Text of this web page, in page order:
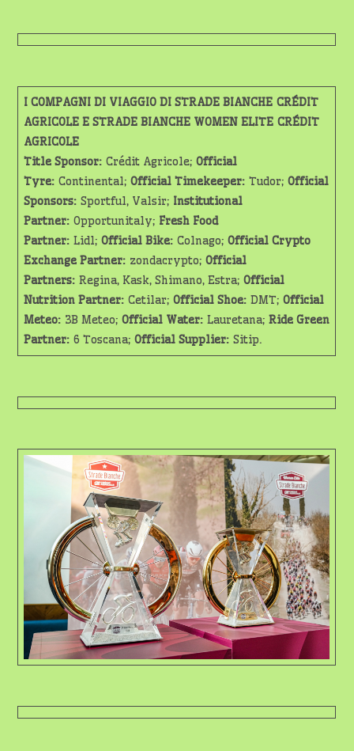
I COMPAGNI DI VIAGGIO DI STRADE BIANCHE CRÉDIT
AGRICOLE E STRADE BIANCHE WOMEN ELITE CRÉDIT
AGRICOLE
Title Sponsor: Crédit Agricole;Official
Tyre: Continental;Official Timekeeper: Tudor;Official
Sponsors: Sportful, Valsir; Institutional
Partner: Opportunitaly; Fresh Food
Partner: Lidl;Official Bike: Colnago;Official Crypto
Exchange Partner: zondacrypto;Official
Partners: Regina, Kask, Shimano, Estra;Official
Nutrition Partner: Cetilar;Official Shoe: DMT;Official
Meteo: 3B Meteo;Official Water: Lauretana;Ride Green
Partner: 6 Toscana;Official Supplier: Sitip.